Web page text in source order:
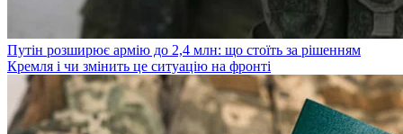
Путін розширює армію до 2,4 млн: що стоїть за рішенням
Кремля і чи змінить це ситуацію на фронті